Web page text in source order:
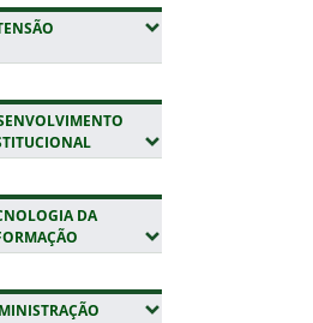
(EXPANDIR SUBMENUS)
(EXPANDIR SUBMENUS)
DA
(EXPANDIR SUBMENUS)
(EXPANDIR SUBMENUS)